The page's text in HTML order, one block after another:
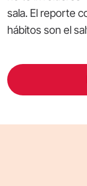
sala. El reporte
hábitos son el